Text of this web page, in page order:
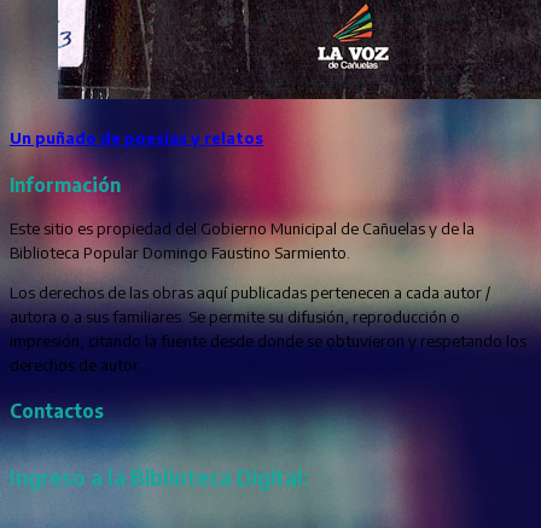
Un puñado de poesías y relatos
Información
Este sitio es propiedad del Gobierno Municipal de Cañuelas y de la
Biblioteca Popular Domingo Faustino Sarmiento.
Los derechos de las obras aquí publicadas pertenecen a cada autor /
autora o a sus familiares. Se permite su difusión, reproducción o
impresión, citando la fuente desde donde se obtuvieron y respetando los
derechos de autor.
Contactos
Ingreso a la Biblioteca Digital: